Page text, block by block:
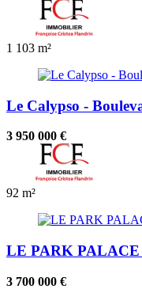
1 103 m²
Le Calypso -
3 950 000 €
92 m²
LE PARK PALACE
3 700 000 €